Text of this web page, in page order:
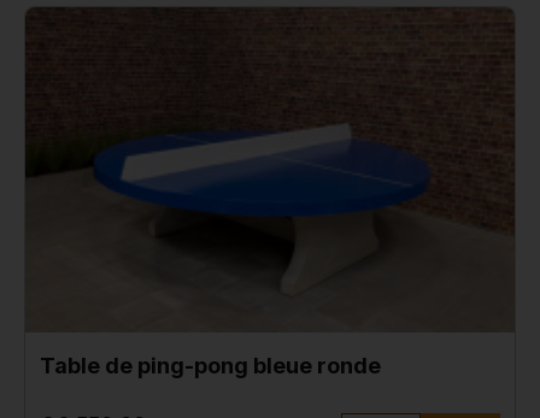
Table de ping-pong bleue ronde